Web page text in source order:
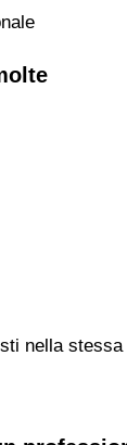
nella stessa